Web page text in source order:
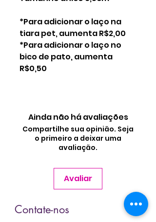
*Para adicionar o laço na
tiara pet, aumenta R$2,00
*Para adicionar o laço no
bico de pato, aumenta
R$0,50
Ainda não há avaliações
Compartilhe sua opinião. Seja
o primeiro a deixar uma
avaliação.
Avaliar
Contate-nos